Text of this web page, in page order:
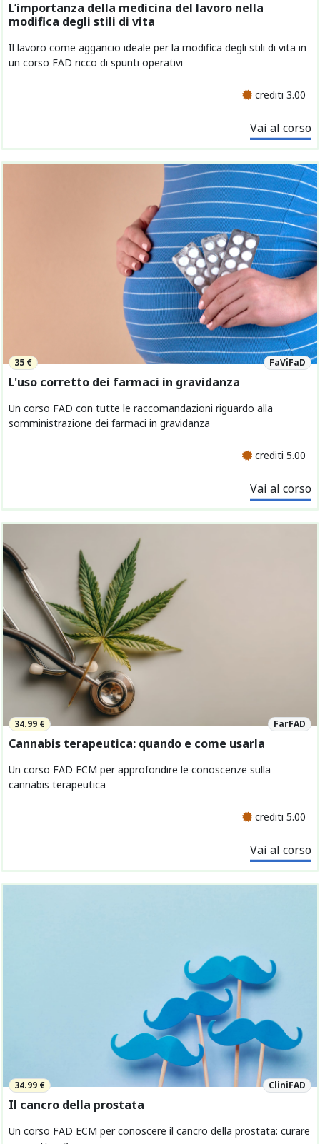
L’importanza della medicina del lavoro nella
modifica degli stili di vita
Il lavoro come aggancio ideale per la modifica degli stili di vita in
un corso FAD ricco di spunti operativi
crediti 3.00
Vai al corso
35 € FaViFaD
L'uso corretto dei farmaci in gravidanza
Un corso FAD con tutte le raccomandazioni riguardo alla
somministrazione dei farmaci in gravidanza
crediti 5.00
Vai al corso
34.99 € FarFAD
Cannabis terapeutica: quando e come usarla
Un corso FAD ECM per approfondire le conoscenze sulla
cannabis terapeutica
crediti 5.00
Vai al corso
34.99 € CliniFAD
Il cancro della prostata
Un corso FAD ECM per conoscere il cancro della prostata: curare